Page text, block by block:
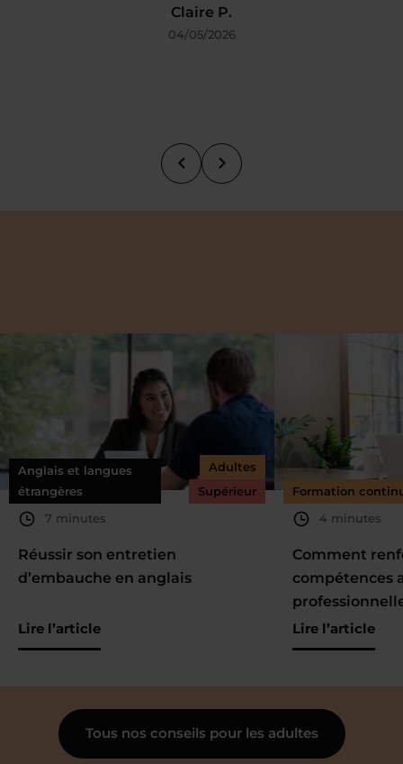
Claire P.
04/05/2026
Anglais et langues
étrangères
Adultes
Supérieur
7 minutes
Réussir son entretien
d’embauche en anglais
Lire l’article
Formation
4 minutes
Comment
compétences
Lire l’article
Tous nos conseils pour les adultes